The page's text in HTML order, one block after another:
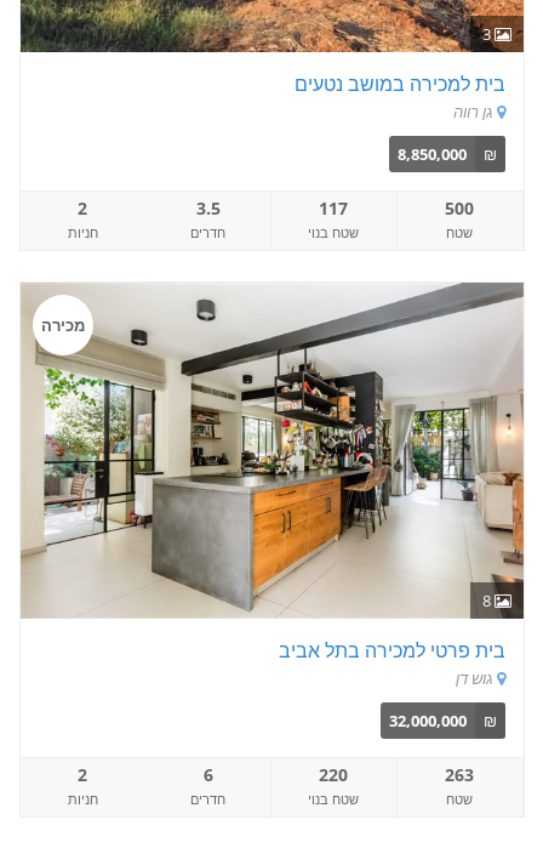
3
בית למכירה במושב נטעים
גן רווה
₪
8,850,000
500
שטח
117
שטח בנוי
3.5
חדרים
2
חניות
8
מכירה
בית פרטי למכירה בתל אביב
גוש דן
₪
32,000,000
263
שטח
220
שטח בנוי
6
חדרים
2
חניות